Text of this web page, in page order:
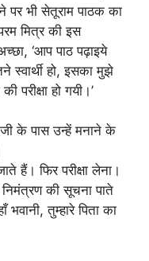
पर भी सेतूराम पाठक का
मित्र की इस
‘आप पाठ पढ़ाइये
स्वार्थी हो, इसका मुझे
परीक्षा हो गयी।’
के पास उन्हें मनाने के
हैं। फिर परीक्षा लेना।
की सूचना पाते
भवानी, तुम्हारे पिता का